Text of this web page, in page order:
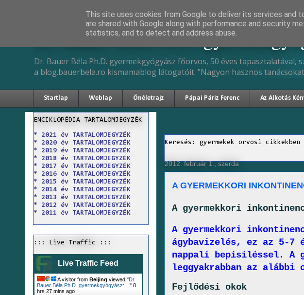
Dr. Bauer Béla Ph.D.
Dr. Bauer Béla Ph.D. gyermekgyógyász főorvos, 50 éves
a blog.bauerbela.ro kismamablog látogatóit. "Nagyon hasznos
Startlap Weblap Önéletrajz Pápai Páriz Ferenc Az Alkotás
Keresés: gyermekek orvosi
2012. február 1., szerda
A GYERMEKKORI
A gyermekkori
A gyermekkori
ágybavizelés, ez az 5-7
nappali bepisiléssel. A
leggyakrabban az alábbi
Fejlődési okok
ENCIKLOPÉDIA TARTALOMJEGYZÉK
* 2021 év TARTALOMJEGYZÉK
* 2020 év TARTALOMJEGYZÉK
* 2019 év TARTALOMJEGYZÉK
* 2018 év TARTALOMJEGYZÉK
* 2017 év TARTALOMJEGYZÉK
* 2016 év TARTALOMJEGYZÉK
* 2015 év TARTALOMJEGYZÉK
* 2014 év TARTALOMJEGYZÉK
* 2013 év TARTALOMJEGYZÉK
* 2012 év TARTALOMJEGYZÉK
* 2011 év TARTALOMJEGYZÉK
::: Live Traffic :::
Live Traffic Feed
A visitor from Beijing viewed "Dr.
Bauer Béla Ph.D. gyermekgyógyász:… " 8
hrs 27 mins ago
This site uses cookies from Google to deliver its services and
are shared with Google along with performance and security
statistics, and to detect and address abuse.